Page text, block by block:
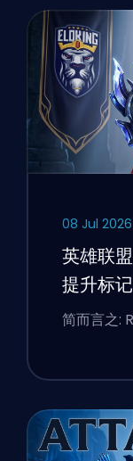
08 Jul 2026
英雄联
提升标记
简而言之: